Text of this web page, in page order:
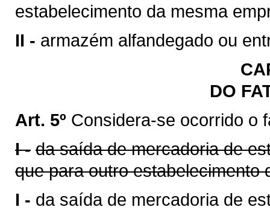
estabelecimento da mesma
II - armazém alfandegado ou
DO
Art. 5º Considera-se ocorrido o
I - da saída de mercadoria de
que para outro estabelecimento
I - da saída de mercadoria de